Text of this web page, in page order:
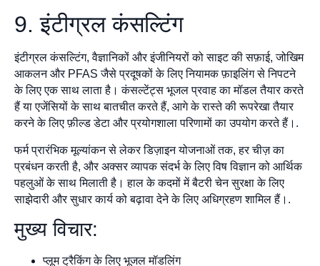
9. इंटीग्रल कंसल्टिंग
इंटीग्रल कंसल्टिंग, वैज्ञानिकों और इंजीनियरों को साइट की सफ़ाई, जोखिम
आकलन और PFAS जैसे प्रदूषकों के लिए नियामक फ़ाइलिंग से निपटने
के लिए एक साथ लाता है। कंसल्टेंट्स भूजल प्रवाह का मॉडल तैयार करते
हैं या एजेंसियों के साथ बातचीत करते हैं, आगे के रास्ते की रूपरेखा तैयार
करने के लिए फ़ील्ड डेटा और प्रयोगशाला परिणामों का उपयोग करते हैं।.
फर्म प्रारंभिक मूल्यांकन से लेकर डिज़ाइन योजनाओं तक, हर चीज़ का
प्रबंधन करती है, और अक्सर व्यापक संदर्भ के लिए विष विज्ञान को आर्थिक
पहलुओं के साथ मिलाती है। हाल के कदमों में बैटरी चेन सुरक्षा के लिए
साझेदारी और सुधार कार्य को बढ़ावा देने के लिए अधिग्रहण शामिल हैं।.
मुख्य विचार:
प्लूम ट्रैकिंग के लिए भूजल मॉडलिंग